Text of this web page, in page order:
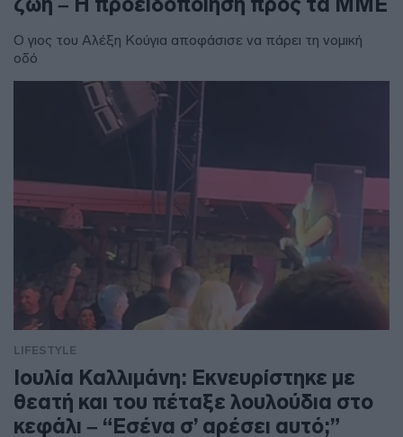
Ο γιος του Αλέξη Κούγια αποφάσισε να πάρει τη νομική
οδό
LIFESTYLE
Ιουλία Καλλιμάνη: Εκνευρίστηκε με
θεατή και του πέταξε λουλούδια στο
κεφάλι – “Εσένα σ’ αρέσει αυτό;”